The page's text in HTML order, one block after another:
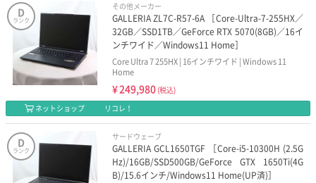
D
ランク
その他メーカー
GALLERIA ZL7C-R57-6A ［Core-Ultra-7-255HX／
32GB／SSD1TB／GeForce RTX 5070(8GB)／16イ
ンチワイド／Windows11 Home］
Core Ultra 7 255HX | 16インチワイド | Windows 11
Home
¥249,980 (税込)
ネットショップ
リコレ！
D
ランク
サードウェーブ
GALLERIA GCL1650TGF ［Core-i5-10300H (2.5G
Hz)/16GB/SSD500GB/GeForce GTX 1650Ti(4G
B)/15.6インチ/Windows11 Home(UP済)］